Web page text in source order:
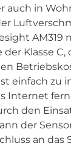
auch in
AM319
der Klasse
einfach zu
Internet
den
der
an das